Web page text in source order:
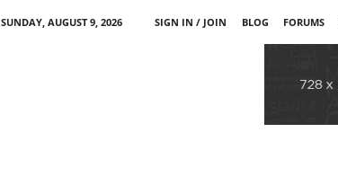
SUNDAY, AUGUST 9, 2026 SIGN IN / JOIN BLOG FORUMS